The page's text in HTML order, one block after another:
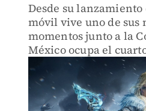
Desde su
móvil vive uno de sus
momentos junto a la
México ocupa el
que más lo juegan